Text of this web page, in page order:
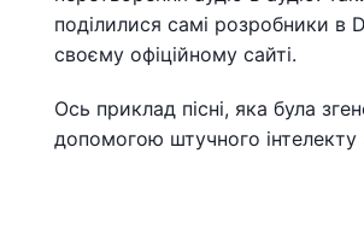
поділилися самі розробники в
своєму офіційному сайті.
Ось приклад пісні, яка була
допомогою штучного інтелекту